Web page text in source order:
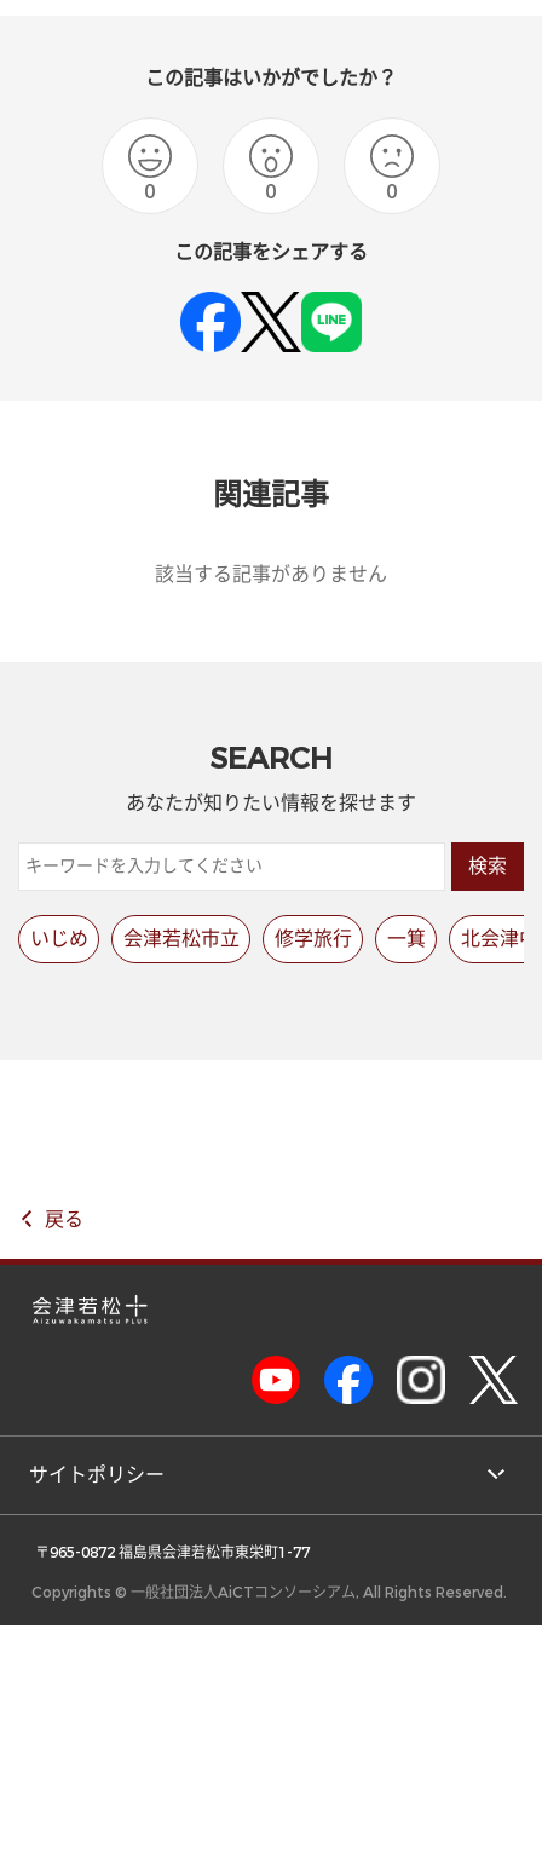
この記事はいかがでしたか？
0 0 0
この記事をシェアする
関連記事
該当する記事がありません
SEARCH
あなたが知りたい情報を探せます
検索
いじめ 会津若松市立 修学旅行 一箕 北会津中
戻る
サイトポリシー
〒965-0872 福島県会津若松市東栄町1-77
Copyrights © 一般社団法人AiCTコンソーシアム, All Rights Reserved.